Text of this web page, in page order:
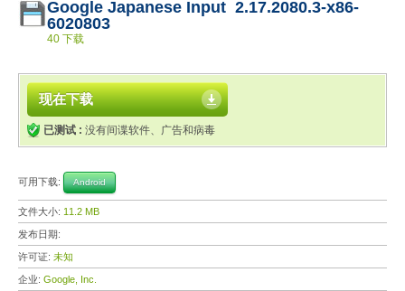
Google Japanese Input 2.17.2080.3-x86-
6020803
40 下载
现在下载
已测试 : 没有间谍软件、广告和病毒
可用下载: Android
文件大小: 11.2 MB
发布日期:
许可证: 未知
企业: Google, Inc.